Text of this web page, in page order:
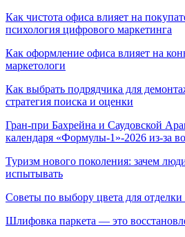
Как чистота офиса влияет на
психология цифрового маркетинга
Как оформление офиса влияет на
маркетологи
Как выбрать подрядчика для
стратегия поиска и оценки
Гран-при Бахрейна и Саудовской
календаря «Формулы-1»-2026 из-за
Туризм нового поколения: зачем
испытывать
Советы по выбору цвета для отделки
Шлифовка паркета — это